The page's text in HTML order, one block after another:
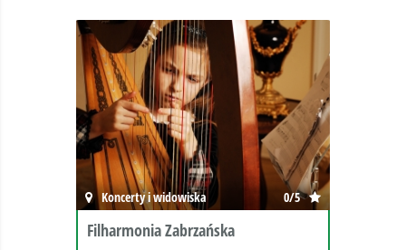
Koncerty i widowiska 0/5
Filharmonia Zabrzańska